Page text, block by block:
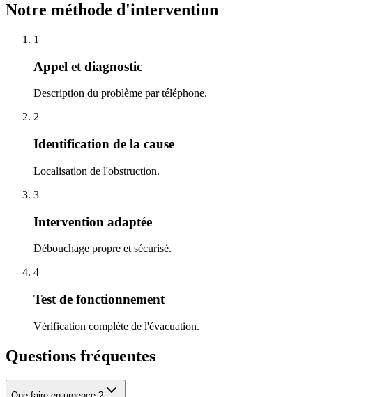
Notre méthode d'intervention
1
Appel et diagnostic
Description du problème par téléphone.
2
Identification de la cause
Localisation de l'obstruction.
3
Intervention adaptée
Débouchage propre et sécurisé.
4
Test de fonctionnement
Vérification complète de l'évacuation.
Questions fréquentes
Que faire en urgence ?